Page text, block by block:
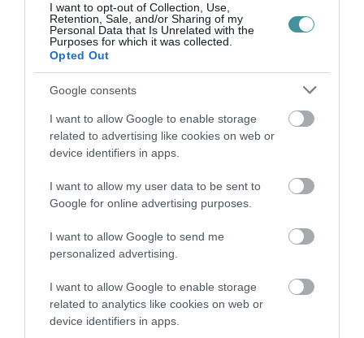
I want to opt-out of Collection, Use,
Retention, Sale, and/or Sharing of my
Personal Data that Is Unrelated with the
Purposes for which it was collected.
Opted Out
Google consents
I want to allow Google to enable storage
related to advertising like cookies on web or
device identifiers in apps.
I want to allow my user data to be sent to
Google for online advertising purposes.
I want to allow Google to send me
personalized advertising.
I want to allow Google to enable storage
related to analytics like cookies on web or
device identifiers in apps.
Ne maradjon le a legfrissebb hírekről, kövessen
bennünket az EGRI ÜGYEK Google Hírek oldalán!
VISSZA A FŐOLDALRA
Legfrissebb híreink
A GYAKORNOKI MUNKA: LEHETŐSÉGEK ÉS